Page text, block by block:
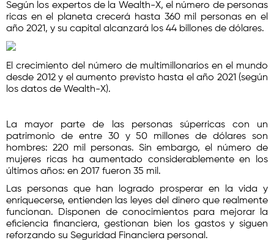
Según los expertos de la Wealth-X, el número de personas
ricas en el planeta crecerá hasta 360 mil personas en el
año 2021, y su capital alcanzará los 44 billones de dólares.
El crecimiento del número de multimillonarios en el mundo
desde 2012 y el aumento previsto hasta el año 2021 (según
los datos de Wealth-X).
La mayor parte de las personas súperricas con un
patrimonio de entre 30 y 50 millones de dólares son
hombres: 220 mil personas. Sin embargo, el número de
mujeres ricas ha aumentado considerablemente en los
últimos años: en 2017 fueron 35 mil.
Las personas que han logrado prosperar en la vida y
enriquecerse, entienden las leyes del dinero que realmente
funcionan. Disponen de conocimientos para mejorar la
eficiencia financiera, gestionan bien los gastos y siguen
reforzando su Seguridad Financiera personal.